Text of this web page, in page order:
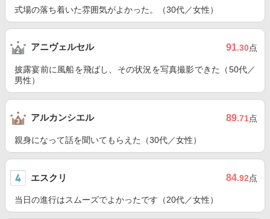
式場の落ち着いた雰囲気がよかった。（30代／女性）
アニヴェルセル 91.30点
披露宴前に風船を飛ばし、その状況を写真撮影できた（50代／
男性）
アルカンシエル 89.71点
親身になって話を聞いてもらえた（30代／女性）
エスクリ 84.92点
当日の進行はスムーズでよかったです（20代／女性）